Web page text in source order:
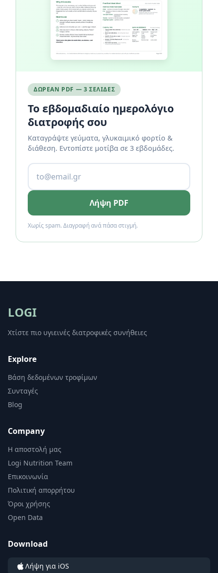
ΔΩΡΕΆΝ PDF — 3 ΣΕΛΊΔΕΣ
Το εβδομαδιαίο ημερολόγιο
διατροφής σου
Καταγράψτε γεύματα, γλυκαιμικό φορτίο &
διάθεση. Εντοπίστε μοτίβα σε 3 εβδομάδες.
Λήψη PDF
Χωρίς spam. Διαγραφή ανά πάσα στιγμή.
LOGI
Χτίστε πιο υγιεινές διατροφικές συνήθειες
Explore
Βάση δεδομένων τροφίμων
Συνταγές
Blog
Company
Η αποστολή μας
Logi Nutrition Team
Επικοινωνία
Πολιτική απορρήτου
Όροι χρήσης
Open Data
Download
Λήψη για iOS